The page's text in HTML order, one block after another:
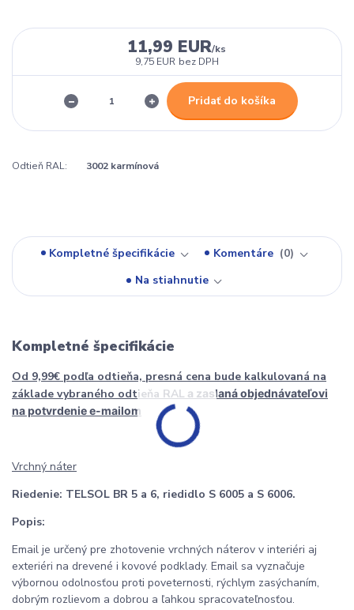
11,99 EUR/ks
9,75 EUR bez DPH
Pridať do košíka
Odtieň RAL: 3002 karmínová
Kompletné špecifikácie Komentáre
0
Na stiahnutie
Kompletné špecifikácie
Od 9,99€ podľa odtieňa, presná cena bude kalkulovaná na
základe vybraného odtieňa RAL a zaslaná objednávateľovi
na potvrdenie e-mailom
Vrchný náter
Riedenie: TELSOL BR 5 a 6, riedidlo S 6005 a S 6006.
Popis:
Email je určený pre zhotovenie vrchných náterov v interiéri aj
exteriéri na drevené i kovové podklady. Email sa vyznačuje
výbornou odolnosťou proti poveternosti, rýchlym zasýchaním,
dobrým rozlievom a dobrou a ľahkou spracovateľnosťou.